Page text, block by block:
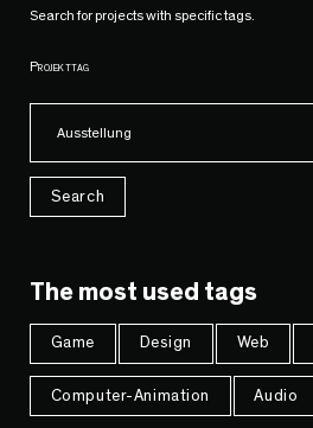
Search for projects with specific tags.
Projekttag
Search
The most used tags
Game Design Web
Computer-Animation Audio